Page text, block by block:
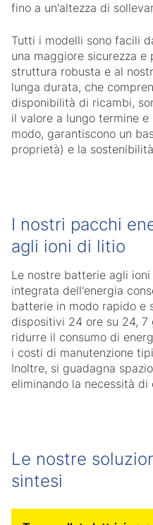
fino a un'altezza di
Tutti i modelli sono facili
una maggiore sicurezza e
struttura robusta e al
lunga durata, che
disponibilità di ricambi,
il valore a lungo termine
modo, garantiscono un
proprietà) e la
I nostri pacchi
agli ioni di litio
Le nostre batterie agli
integrata dell'energia
batterie in modo rapido e
dispositivi 24 ore su 24, 7
ridurre il consumo di
i costi di manutenzione
Inoltre, si guadagna
eliminando la necessità di
Le nostre
sintesi